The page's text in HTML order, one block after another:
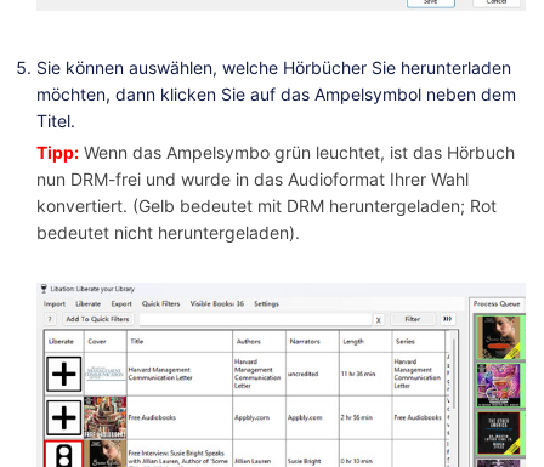
Sie können auswählen, welche Hörbücher Sie herunterladen
möchten, dann klicken Sie auf das Ampelsymbol neben dem
Titel.
Tipp: Wenn das Ampelsymbo grün leuchtet, ist das Hörbuch
nun DRM-frei und wurde in das Audioformat Ihrer Wahl
konvertiert. (Gelb bedeutet mit DRM heruntergeladen; Rot
bedeutet nicht heruntergeladen).